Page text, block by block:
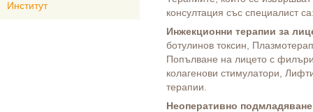
консултация със специалист
Инжекционни терапии за
ботулинов токсин,
Попълване на лицето с
колагенови стимулатори,
терапии.
Неоперативно
Институт